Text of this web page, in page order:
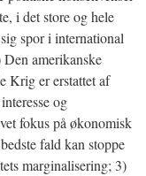
i det store og hele
spor i international
amerikanske
Krig er erstattet af
og
fokus på økonomisk
fald kan stoppe
marginalisering; 3)